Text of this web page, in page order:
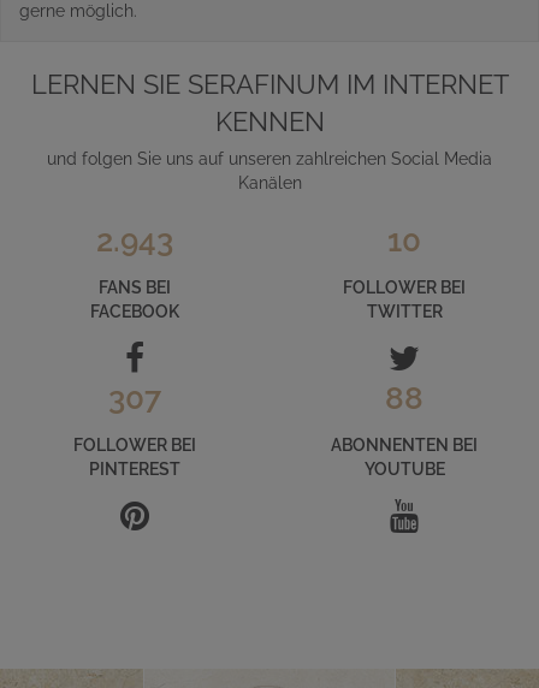
gerne möglich.
LERNEN SIE SERAFINUM IM INTERNET
KENNEN
und folgen Sie uns auf unseren zahlreichen Social Media
Kanälen
2.943
FANS BEI
FACEBOOK
10
FOLLOWER BEI
TWITTER
307
FOLLOWER BEI
PINTEREST
88
ABONNENTEN BEI
YOUTUBE